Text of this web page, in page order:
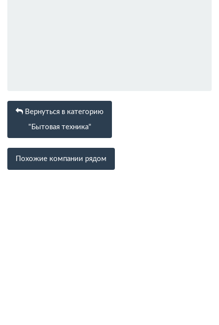
Вернуться в категорию
"Бытовая техника"
Похожие компании рядом